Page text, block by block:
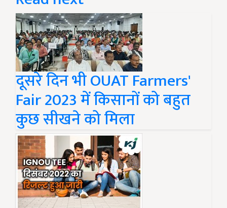
दूसरे दिन भी OUAT Farmers'
Fair 2023 में किसानों को बहुत
कुछ सीखने को मिला